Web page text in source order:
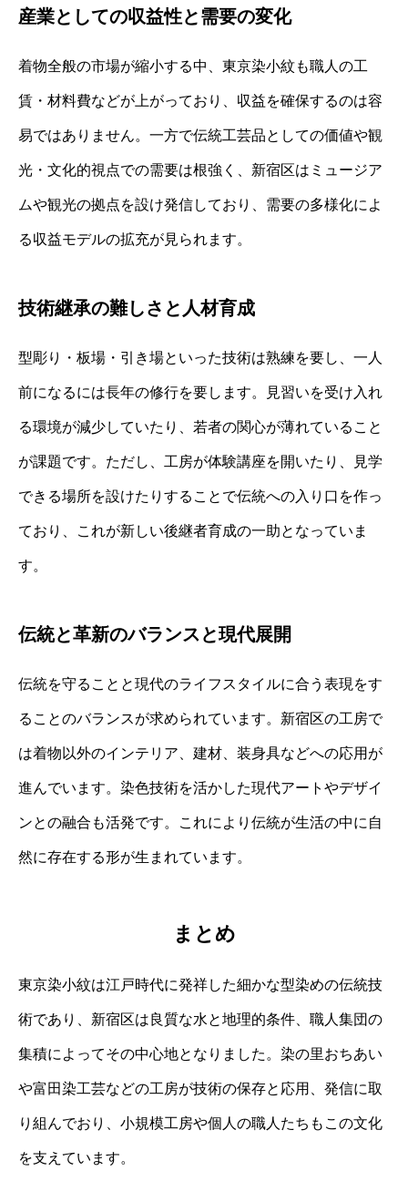
産業としての収益性と需要の変化
着物全般の市場が縮小する中、東京染小紋も職人の工
賃・材料費などが上がっており、収益を確保するのは容
易ではありません。一方で伝統工芸品としての価値や観
光・文化的視点での需要は根強く、新宿区はミュージア
ムや観光の拠点を設け発信しており、需要の多様化によ
る収益モデルの拡充が見られます。
技術継承の難しさと人材育成
型彫り・板場・引き場といった技術は熟練を要し、一人
前になるには長年の修行を要します。見習いを受け入れ
る環境が減少していたり、若者の関心が薄れていること
が課題です。ただし、工房が体験講座を開いたり、見学
できる場所を設けたりすることで伝統への入り口を作っ
ており、これが新しい後継者育成の一助となっていま
す。
伝統と革新のバランスと現代展開
伝統を守ることと現代のライフスタイルに合う表現をす
ることのバランスが求められています。新宿区の工房で
は着物以外のインテリア、建材、装身具などへの応用が
進んでいます。染色技術を活かした現代アートやデザイ
ンとの融合も活発です。これにより伝統が生活の中に自
然に存在する形が生まれています。
まとめ
東京染小紋は江戸時代に発祥した細かな型染めの伝統技
術であり、新宿区は良質な水と地理的条件、職人集団の
集積によってその中心地となりました。染の里おちあい
や富田染工芸などの工房が技術の保存と応用、発信に取
り組んでおり、小規模工房や個人の職人たちもこの文化
を支えています。